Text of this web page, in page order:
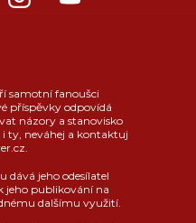
samotní fanoušci
příspěvky odpovídá
názory a stanovisko
i ty, neváhej a kontaktuj
dává jeho odesílatel
jeho publikování na
dalšímu využití.